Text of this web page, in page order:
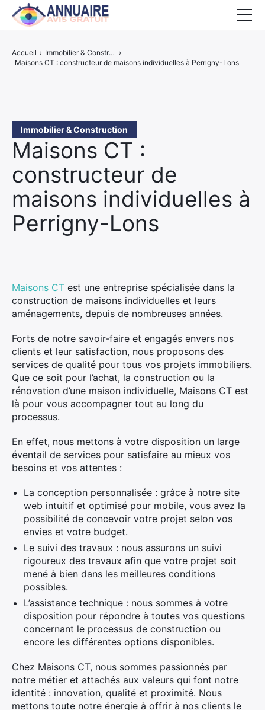
Accueil › Immobilier & Construction ›
Maisons CT : constructeur de maisons individuelles à Perrigny-Lons
Immobilier & Construction
Maisons CT :
constructeur de
maisons individuelles à
Perrigny-Lons
Maisons CT est une entreprise spécialisée dans la
construction de maisons individuelles et leurs
aménagements, depuis de nombreuses années.
Forts de notre savoir-faire et engagés envers nos
clients et leur satisfaction, nous proposons des
services de qualité pour tous vos projets immobiliers.
Que ce soit pour l’achat, la construction ou la
rénovation d’une maison individuelle, Maisons CT est
là pour vous accompagner tout au long du
processus.
En effet, nous mettons à votre disposition un large
éventail de services pour satisfaire au mieux vos
besoins et vos attentes :
La conception personnalisée : grâce à notre site
web intuitif et optimisé pour mobile, vous avez la
possibilité de concevoir votre projet selon vos
envies et votre budget.
Le suivi des travaux : nous assurons un suivi
rigoureux des travaux afin que votre projet soit
mené à bien dans les meilleures conditions
possibles.
L’assistance technique : nous sommes à votre
disposition pour répondre à toutes vos questions
concernant le processus de construction ou
encore les différentes options disponibles.
Chez Maisons CT, nous sommes passionnés par
notre métier et attachés aux valeurs qui font notre
identité : innovation, qualité et proximité. Nous
mettons toute notre énergie à offrir à nos clients le
Activités